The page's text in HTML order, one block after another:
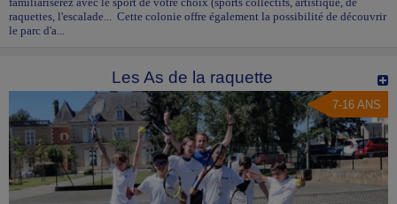
raquettes, l'escalade... Cette colonie offre également la possibilité de découvrir
le parc d'a...
Les As de la raquette
7-16 ANS